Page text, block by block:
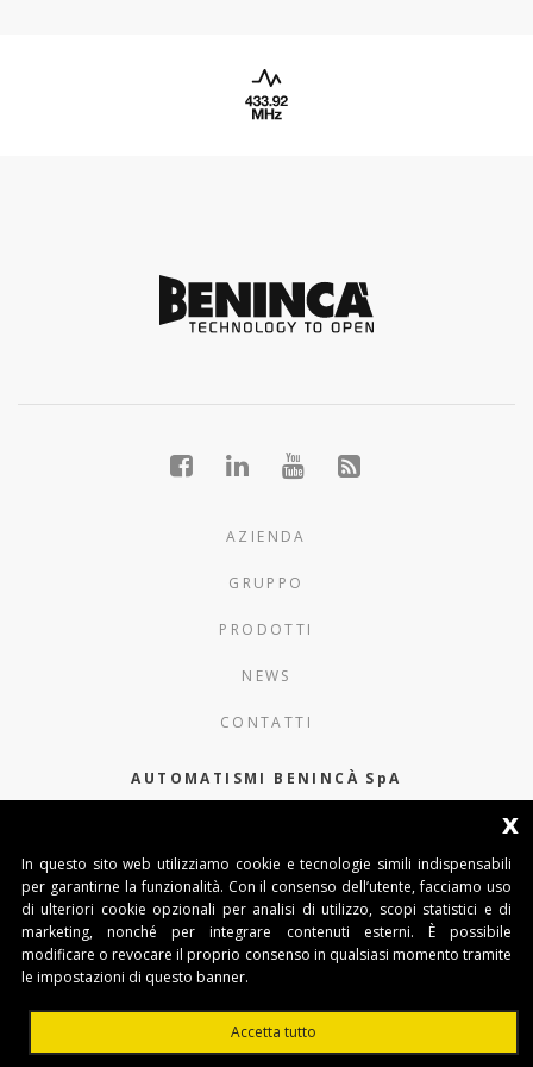
AZIENDA
GRUPPO
PRODOTTI
NEWS
CONTATTI
AUTOMATISMI BENINCÀ SpA
Tel. 0444 751030
Capitale Sociale € 1.000.000
interamente versato Registro Imprese
Tribunale di Vicenza
x
In questo sito web utilizziamo cookie e tecnologie simili indispensabili
per garantirne la funzionalità. Con il consenso dell’utente, facciamo uso
di ulteriori cookie opzionali per analisi di utilizzo, scopi statistici e di
marketing, nonché per integrare contenuti esterni. È possibile
modificare o revocare il proprio consenso in qualsiasi momento tramite
le impostazioni di questo banner.
Accetta tutto